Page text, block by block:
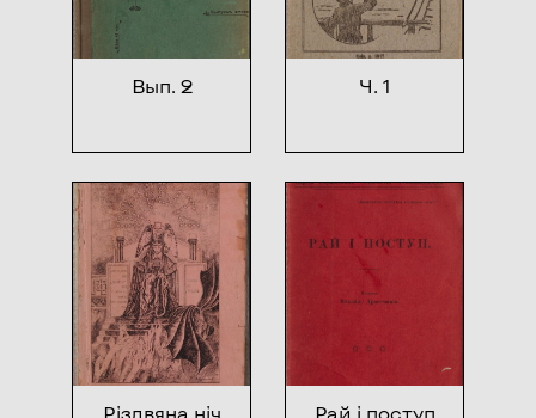
Вып. 2 Ч. 1
Різдвяна ніч Рай і поступ